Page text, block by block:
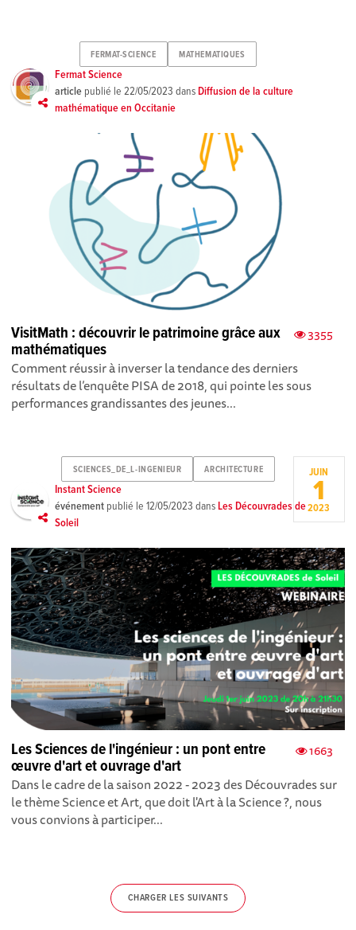
FERMAT-SCIENCE MATHEMATIQUES
Fermat Science
article publié le22/05/2023 dansDiffusion de la culture
mathématique en Occitanie
3355
VisitMath : découvrir le patrimoine grâce aux
mathématiques
Comment réussir à inverser la tendance des derniers
résultats de l’enquête PISA de 2018, qui pointe les sous
performances grandissantes des jeunes...
SCIENCES_DE_L-INGENIEUR ARCHITECTURE
Instant Science
événement publié le12/05/2023 dansLes Découvrades de
Soleil
JUIN
1
2023
1663
Les Sciences de l'ingénieur : un pont entre
œuvre d'art et ouvrage d'art
Dans le cadre de la saison 2022 - 2023 des Découvrades sur
le thème Science et Art, que doit l'Art à la Science ?, nous
vous convions à participer...
CHARGER LES SUIVANTS